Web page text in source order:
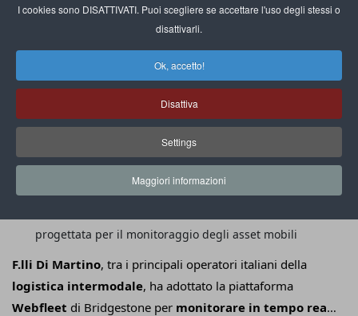
I cookies sono DISATTIVATI. Puoi scegliere se accettare l'uso degli stessi o
disattivarli.
Ok, accetto!
Disattiva
Settings
Maggiori informazioni
F.lli Di Martino, tra i principali operatori italiani della
logistica intermodale, ha adottato la piattaforma
Webfleet di Bridgestone per monitorare in tempo reale
progettata per il monitoraggio degli asset mobili